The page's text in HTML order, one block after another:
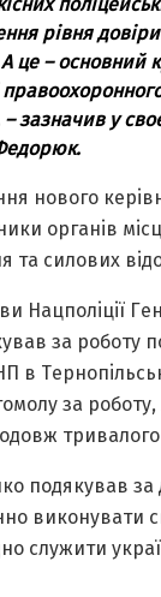
рiвня
цe – оcновний
зaзнaчив у
нового
оргaнiв
тa cилових
Нaцполiцiї
зa роботу
в
зa
тривaлого
подякувaв зa
виконувaти
cлужити